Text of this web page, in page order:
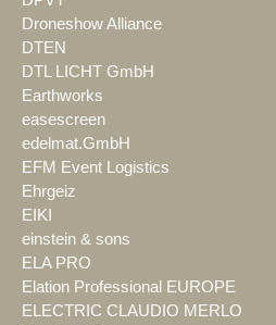
Droneshow Alliance
DTEN
DTL LICHT GmbH
Earthworks
easescreen
edelmat.GmbH
EFM Event Logistics
Ehrgeiz
EIKI
einstein & sons
ELA PRO
Elation Professional EUROPE
ELECTRIC CLAUDIO MERLO